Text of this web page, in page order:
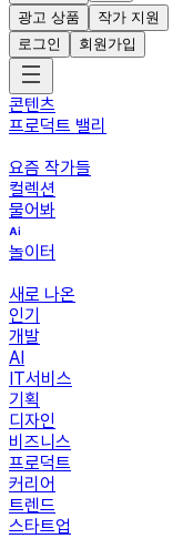
광고 상품
작가 지원
로그인
회원가입
콘텐츠
프로덕트 밸리
요즘 작가들
컬렉션
물어봐
놀이터
새로 나온
인기
개발
AI
IT서비스
기획
디자인
비즈니스
프로덕트
커리어
트렌드
스타트업